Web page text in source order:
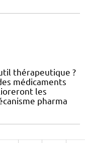
thérapeutique ?
médicaments
les
pharma